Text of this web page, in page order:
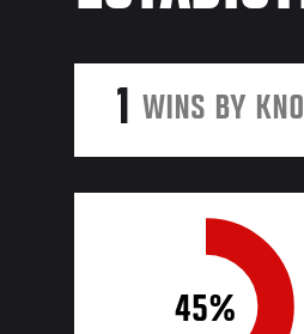
1 WINS BY
45%